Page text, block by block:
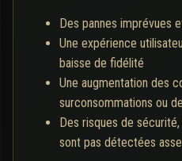
Des pannes imprévues
Une expérience
baisse de fidélité
Une augmentation des
surconsommations ou
Des risques de
sont pas détectées